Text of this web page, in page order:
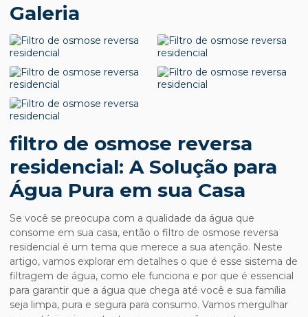
Galeria
filtro de osmose reversa
residencial: A Solução para
Água Pura em sua Casa
Se você se preocupa com a qualidade da água que
consome em sua casa, então o filtro de osmose reversa
residencial é um tema que merece a sua atenção. Neste
artigo, vamos explorar em detalhes o que é esse sistema de
filtragem de água, como ele funciona e por que é essencial
para garantir que a água que chega até você e sua família
seja limpa, pura e segura para consumo. Vamos mergulhar